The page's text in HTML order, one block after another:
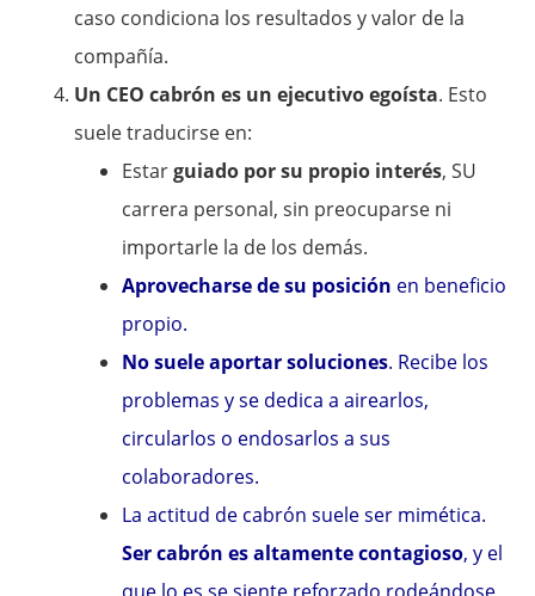
caso condiciona los resultados y valor de la
compañía.
Un CEO cabrón es un ejecutivo egoísta. Esto
suele traducirse en:
Estarguiado por su propio interés, SU
carrera personal, sin preocuparse ni
importarle la de los demás.
Aprovecharse de su posición en beneficio
propio.
No suele aportar soluciones. Recibe los
problemas y se dedica a airearlos,
circularlos o endosarlos a sus
colaboradores.
La actitud de cabrón suele ser mimética.
Ser cabrón es altamente contagioso, y el